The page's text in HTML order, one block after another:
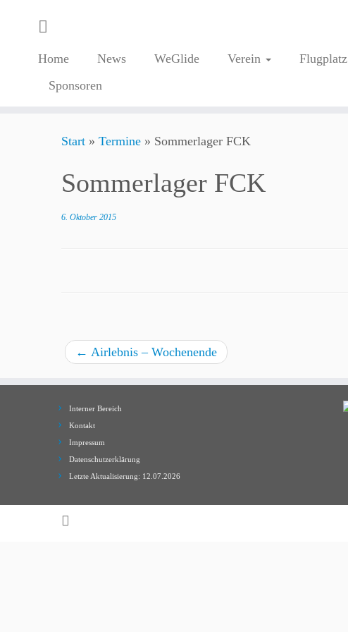
Home News WeGlide Verein Flugplatz
Sponsoren
Start » Termine » Sommerlager FCK
Sommerlager FCK
6. Oktober 2015
← Airlebnis – Wochenende
Interner Bereich
Kontakt
Impressum
Datenschutzerklärung
Letzte Aktualisierung: 12.07.2026